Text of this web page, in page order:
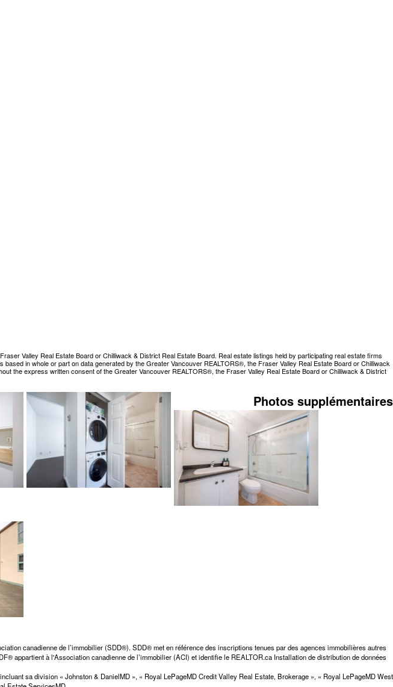
Valley Real Estate Board or Chilliwack & District Real Estate Board. Real estate listings held by participating real estate firms
in whole or part on data generated by the Greater Vancouver REALTORS®, the Fraser Valley Real Estate Board or Chilliwack
the express written consent of the Greater Vancouver REALTORS®, the Fraser Valley Real Estate Board or Chilliwack & District
Photos supplémentaires
canadienne de l’immobilier (SDD®). SDD® met en référence des inscriptions tenues par des agences immobilières autres
appartient à l'Association canadienne de l’immobilier (ACI) et identifie le REALTOR.ca Installation de distribution de données
sa division « Johnston & DanielMD », « Royal LePageMD Credit Valley Real Estate, Brokerage », « Royal LePageMD West